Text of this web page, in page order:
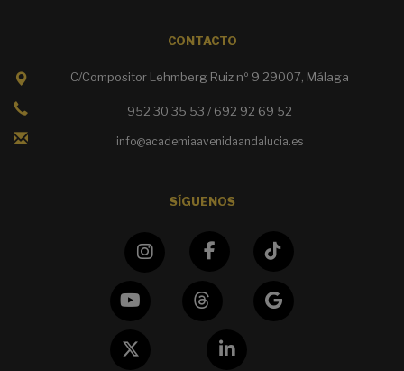
CONTACTO
C/Compositor Lehmberg Ruiz nº 9 29007, Málaga
952 30 35 53 / 692 92 69 52
info@academiaavenidaandalucia.es
SÍGUENOS